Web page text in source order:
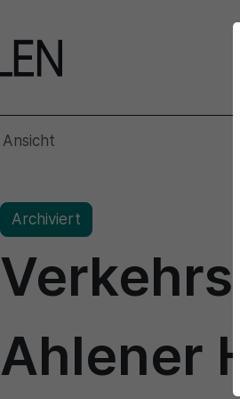
Ansicht
Archiviert
Ahlener